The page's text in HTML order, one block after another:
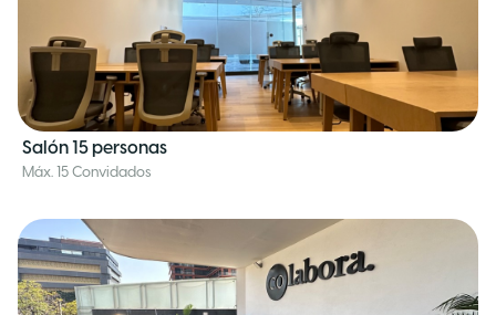
Salón 15 personas
Máx. 15 Convidados